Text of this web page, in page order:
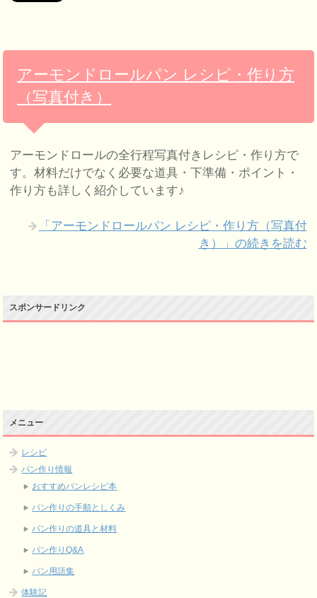
アーモンドロールパン レシピ・作り方
（写真付き）
アーモンドロールの全行程写真付きレシピ・作り方で
す。材料だけでなく必要な道具・下準備・ポイント・
作り方も詳しく紹介しています♪
「アーモンドロールパン レシピ・作り方（写真付
き）」の続きを読む
スポンサードリンク
メニュー
レシピ
パン作り情報
おすすめパンレシピ本
パン作りの手順としくみ
パン作りの道具と材料
パン作りQ&A
パン用語集
体験記